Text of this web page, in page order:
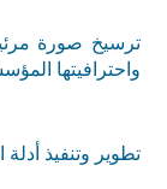
ترسيخ صورة
واحترافيتها
تطوير وتنفيذ أدلة